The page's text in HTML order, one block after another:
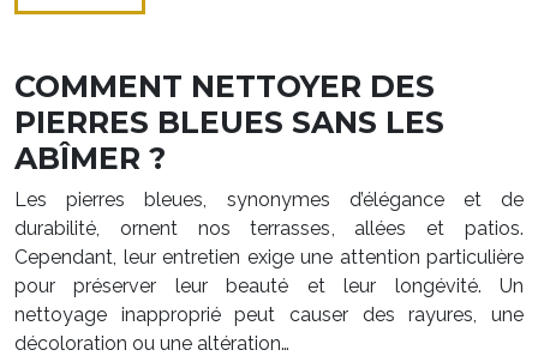
COMMENT NETTOYER DES
PIERRES BLEUES SANS LES
ABÎMER ?
Les pierres bleues, synonymes d’élégance et de
durabilité, ornent nos terrasses, allées et patios.
Cependant, leur entretien exige une attention particulière
pour préserver leur beauté et leur longévité. Un
nettoyage inapproprié peut causer des rayures, une
décoloration ou une altération…